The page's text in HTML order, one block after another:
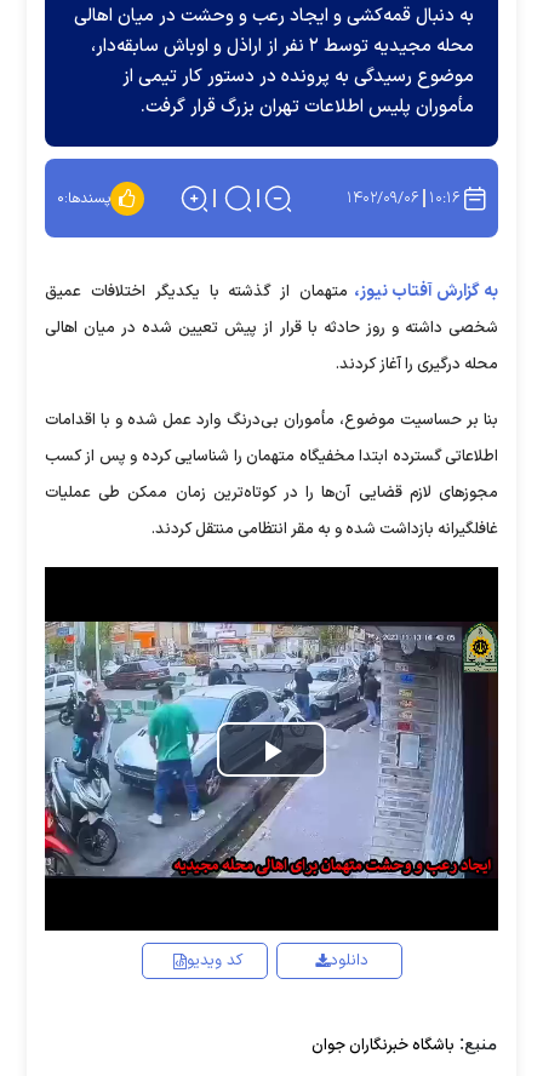
به دنبال قمه‌کشی و ایجاد رعب و وحشت در میان اهالی
محله مجیدیه توسط ۲ نفر از اراذل و اوباش سابقه‌دار،
موضوع رسیدگی به پرونده در دستور کار تیمی از
مأموران پلیس اطلاعات تهران بزرگ قرار گرفت.
۱۰:۱۶ ۱۴۰۲/۰۹/۰۶ پسندها:۰
به گزارش آفتاب نیوز، متهمان از گذشته با یکدیگر اختلافات عمیق
شخصی داشته و روز حادثه با قرار از پیش تعیین شده در میان اهالی
محله درگیری را آغاز کردند.
بنا بر حساسیت موضوع، مأموران بی‌درنگ وارد عمل شده و با اقدامات
اطلاعاتی گسترده ابتدا مخفیگاه متهمان را شناسایی کرده و پس از کسب
مجوز‌های لازم قضایی آن‌ها را در کوتاه‌ترین زمان ممکن طی عملیات
غافلگیرانه بازداشت شده و به مقر انتظامی منتقل کردند.
Play
Video
کد ویدیو دانلود
منبع: باشگاه خبرنگاران جوان